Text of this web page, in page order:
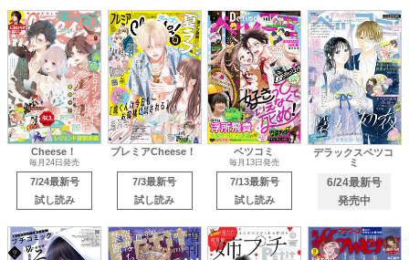
Cheese！
毎月24日発売
7/24最新号
試し読み
プレミアCheese！
7/3最新号
試し読み
ベツコミ
毎月13日発売
7/13最新号
試し読み
デラックスベツコ
ミ
6/24最新号
発売中